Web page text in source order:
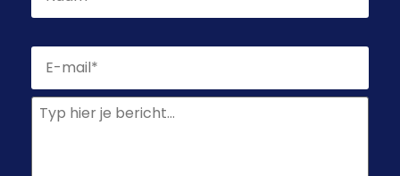
E-
mailadres
Geen
titel